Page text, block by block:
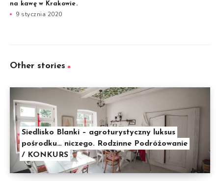
na kawę w Krakowie.
9 stycznia 2020
Other stories
Siedlisko Blanki – agroturystyczny luksus
pośrodku… niczego. Rodzinne Podróżowanie
/ KONKURS